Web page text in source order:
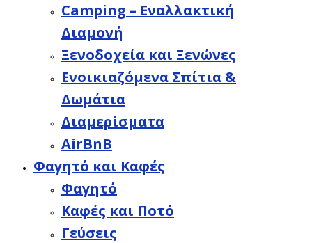
Camping – Εναλλακτική
Διαμονή
Ξενοδοχεία και Ξενώνες
Ενοικιαζόμενα Σπίτια &
Δωμάτια
Διαμερίσματα
AirBnB
Φαγητό και Καφές
Φαγητό
Καφές και Ποτό
Γεύσεις